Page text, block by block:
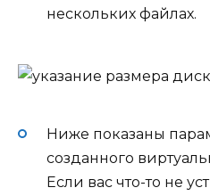
нескольких файлах.
Ниже показаны
созданного
Если вас что-то не